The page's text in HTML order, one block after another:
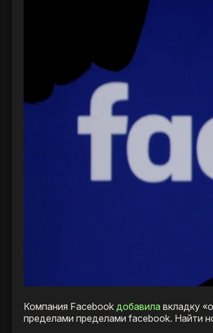
Компания Facebook добавила вкладку
пределами пределами facebook. Найти